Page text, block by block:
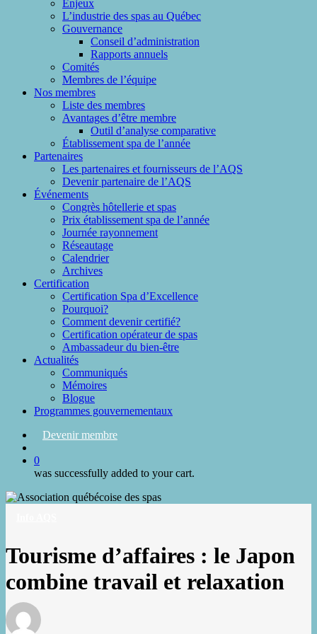
Enjeux
L’industrie des spas au Québec
Gouvernance
Conseil d’administration
Rapports annuels
Comités
Membres de l’équipe
Nos membres
Liste des membres
Avantages d’être membre
Outil d’analyse comparative
Établissement spa de l’année
Partenaires
Les partenaires et fournisseurs de l’AQS
Devenir partenaire de l’AQS
Événements
Congrès hôtellerie et spas
Prix établissement spa de l’année
Journée rayonnement
Réseautage
Calendrier
Archives
Certification
Certification Spa d’Excellence
Pourquoi?
Comment devenir certifié?
Certification opérateur de spas
Ambassadeur du bien-être
Actualités
Communiqués
Mémoires
Blogue
Programmes gouvernementaux
Devenir membre
0
was successfully added to your cart.
Tourisme d’affaires : le Japon
combine travail et relaxation